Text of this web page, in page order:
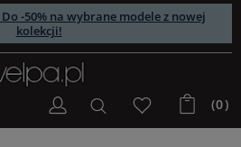
Do -50% na wybrane modele z nowej
kolekcji!
(0)